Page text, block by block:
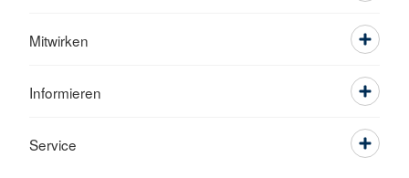
Mitwirken
Informieren
Service